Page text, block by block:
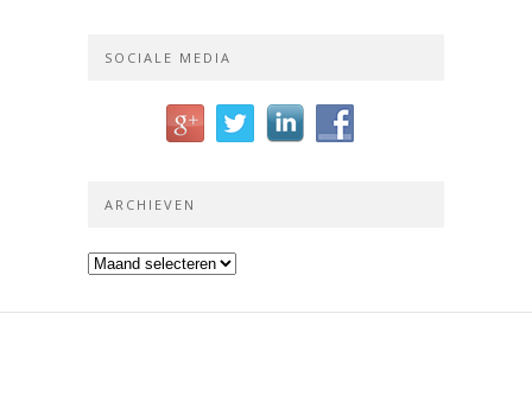
SOCIALE MEDIA
ARCHIEVEN
Archieven